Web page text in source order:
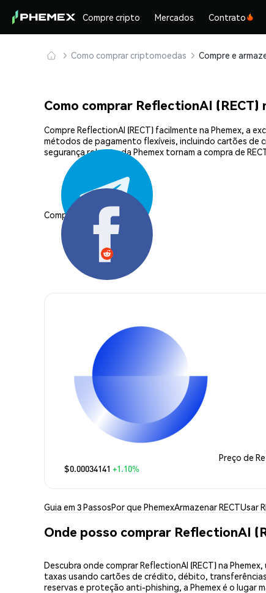
Compre cripto Mercados Contrato
Como comprar criptomoedas
Como comprar ReflectionAI (RECT)
Compre ReflectionAI (RECT) facilmente na Phemex, a
métodos de pagamento flexíveis, incluindo cartões de
segurança robusta da Phemex tornam a compra de
Compartilhar:
Preço de
$0.00034141 +1.10%
Guia em 3 PassosPor que PhemexArmazenar RECTUsar
Onde posso comprar ReflectionAI
Descubra onde comprar ReflectionAI (RECT) na
taxas usando cartões de crédito, débito,
reservas e proteção anti-phishing, a Phemex é o lugar